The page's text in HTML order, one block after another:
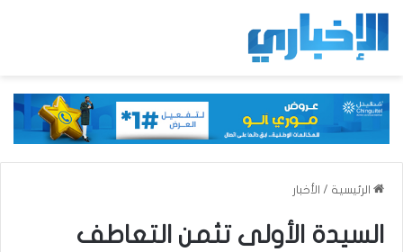
الرئيسية / الأخبار
السيدة الأولى تثمن التعاطف